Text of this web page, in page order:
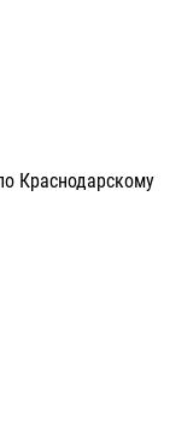
Краснодарскому